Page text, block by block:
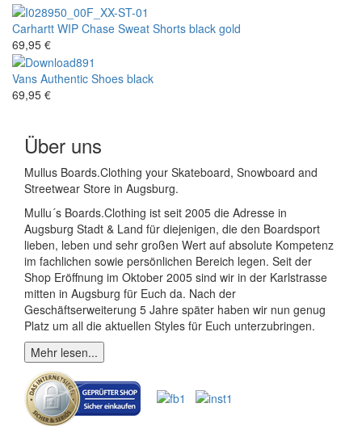
Carhartt WIP Chase Sweat Shorts black gold
69,95 €
Vans Authentic Shoes black
69,95 €
Über uns
Mullus Boards.Clothing your Skateboard, Snowboard and
Streetwear Store in Augsburg.
Mullu´s Boards.Clothing ist seit 2005 die Adresse in
Augsburg Stadt & Land für diejenigen, die den Boardsport
lieben, leben und sehr großen Wert auf absolute Kompetenz
im fachlichen sowie persönlichen Bereich legen. Seit der
Shop Eröffnung im Oktober 2005 sind wir in der Karlstrasse
mitten in Augsburg für Euch da. Nach der
Geschäftserweiterung 5 Jahre später haben wir nun genug
Platz um all die aktuellen Styles für Euch unterzubringen.
Mehr lesen...